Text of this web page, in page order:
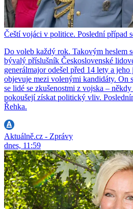
Čeští vojáci v politice. Poslední případ
Do voleb každý rok. Takovým heslem
bývalý příslušník Československé
generálmajor odešel před 14 lety a
objevuje mezi volenými kandidáty. On
se lidé se zkušenostmi z vojska –
pokoušejí získat politický vliv.
Řehka.
Aktuálně.cz - Zprávy
dnes, 11:59